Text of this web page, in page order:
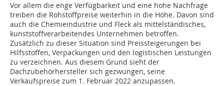
Vor allem die enge Verfügbarkeit und eine hohe Nachfrage
treiben die Rohstoffpreise weiterhin in die Höhe. Davon sind
auch die Chemieindustrie und Fleck als mittelständisches,
kunststoffverarbeitendes Unternehmen betroffen.
Zusätzlich zu dieser Situation sind Preissteigerungen bei
Hilfsstoffen, Verpackungen und den logistischen Leistungen
zu verzeichnen. Aus diesem Grund sieht der
Dachzubehörhersteller sich gezwungen, seine
Verkaufspreise zum 1. Februar 2022 anzupassen.